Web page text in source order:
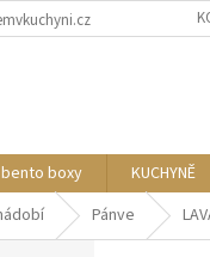
boxy KUCHYNĚ
Pánve